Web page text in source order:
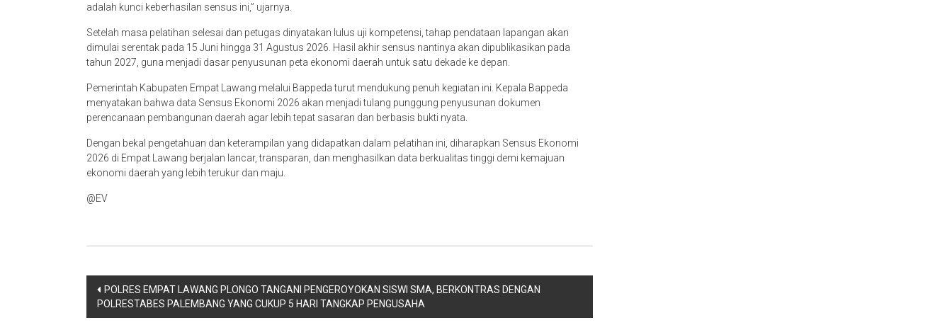
adalah kunci keberhasilan sensus ini,” ujarnya.
Setelah masa pelatihan selesai dan petugas dinyatakan lulus uji kompetensi, tahap pendataan lapangan akan
dimulai serentak pada 15 Juni hingga 31 Agustus 2026. Hasil akhir sensus nantinya akan dipublikasikan pada
tahun 2027, guna menjadi dasar penyusunan peta ekonomi daerah untuk satu dekade ke depan.
Pemerintah Kabupaten Empat Lawang melalui Bappeda turut mendukung penuh kegiatan ini. Kepala Bappeda
menyatakan bahwa data Sensus Ekonomi 2026 akan menjadi tulang punggung penyusunan dokumen
perencanaan pembangunan daerah agar lebih tepat sasaran dan berbasis bukti nyata.
Dengan bekal pengetahuan dan keterampilan yang didapatkan dalam pelatihan ini, diharapkan Sensus Ekonomi
2026 di Empat Lawang berjalan lancar, transparan, dan menghasilkan data berkualitas tinggi demi kemajuan
ekonomi daerah yang lebih terukur dan maju.
@EV
Navigasi
pos
POLRES EMPAT LAWANG PLONGO TANGANI PENGEROYOKAN SISWI SMA, BERKONTRAS DENGAN
POLRESTABES PALEMBANG YANG CUKUP 5 HARI TANGKAP PENGUSAHA